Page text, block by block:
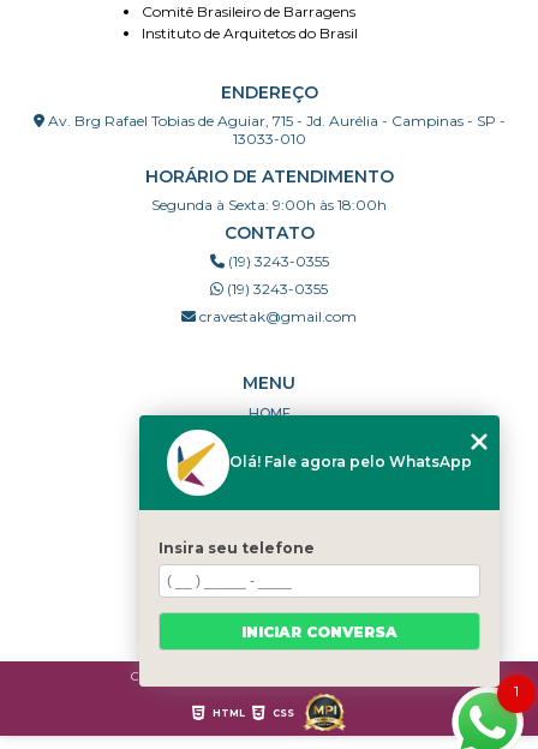
Comitê Brasileiro de Barragens
Instituto de Arquitetos do Brasil
ENDEREÇO
Av. Brg Rafael Tobias de Aguiar, 715 - Jd. Aurélia - Campinas - SP -
13033-010
HORÁRIO DE ATENDIMENTO
Segunda à Sexta: 9:00h às 18:00h
CONTATO
(19) 3243-0355
(19) 3243-0355
cravestak@gmail.com
MENU
HOME
PORTFÓLIO
DÚVIDAS FREQUENTES
CATEGORIAS
MAPA DO SITE
Copyright © Cravestak. (Lei 9610 de 19/02/1998)
HTML CSS
1
Olá! Fale agora pelo WhatsApp
Insira seu telefone
INICIAR CONVERSA